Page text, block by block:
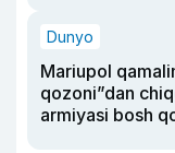
Dunyo
Mariupol
qozoni”dan
armiyasi bosh